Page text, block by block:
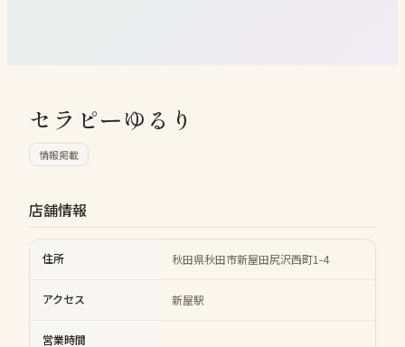
セラピーゆるり
情報掲載
店舗情報
住所 秋田県秋田市新屋田尻沢西町1-4
アクセス 新屋駅
営業時間